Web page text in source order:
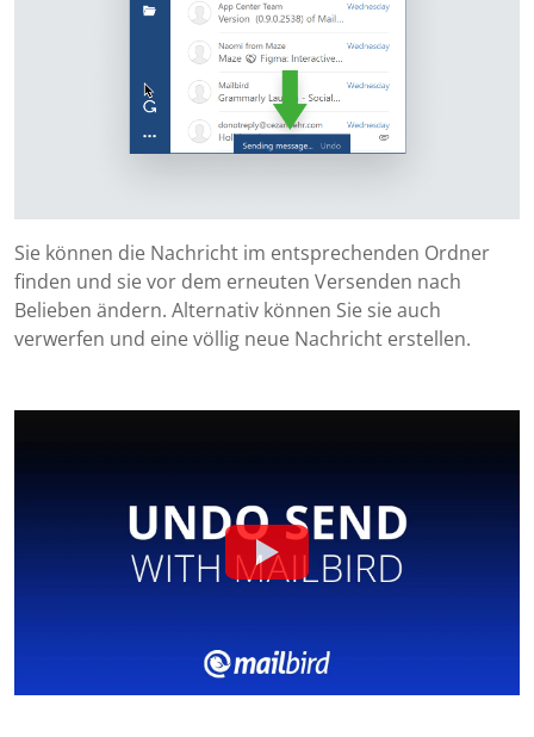
Sie können die Nachricht im entsprechenden Ordner
finden und sie vor dem erneuten Versenden nach
Belieben ändern. Alternativ können Sie sie auch
verwerfen und eine völlig neue Nachricht erstellen.